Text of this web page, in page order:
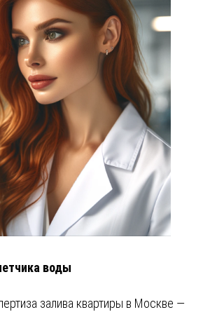
воды
залива квартиры в Москве —